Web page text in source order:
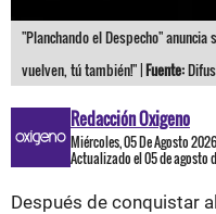
"Planchando el Despecho" anuncia
vuelven, tú también!" |Fuente:
Redacción Oxigeno
Miércoles, 05 De Agosto
Actualizado el 05 de agosto
Después de conquistar